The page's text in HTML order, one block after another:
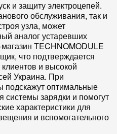
и защиту электроцепей.
обслуживания, так и
узла, может
аналогустаревших
TECHNOMODULE
, что подтверждается
и высокой
Украина. При
подскажут оптимальные
системы зарядки и помогут
характеристики для
и вспомогательного